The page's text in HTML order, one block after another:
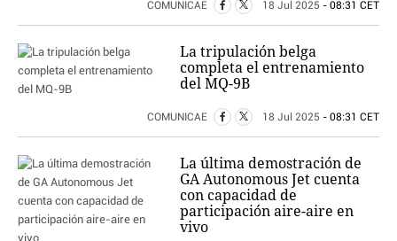
COMUNICAE 18 Jul 2025 - 08:31 CET
La tripulación belga
completa el entrenamiento
del MQ-9B
COMUNICAE 18 Jul 2025 - 08:31 CET
La última demostración de
GA Autonomous Jet cuenta
con capacidad de
participación aire-aire en
vivo